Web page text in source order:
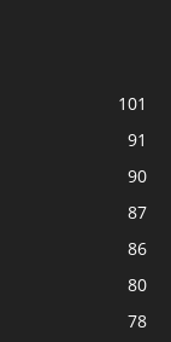
101
91
90
87
86
80
78